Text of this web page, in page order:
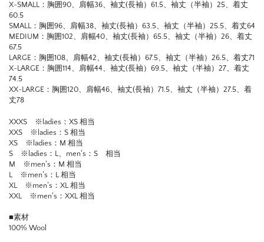
X-SMALL：胸囲90、肩幅36、袖丈(長袖）61.5、袖丈（半袖）25、着丈
60.5
SMALL：胸囲96、肩幅38、袖丈(長袖）63.5、袖丈（半袖）25.5、着丈64
MEDIUM：胸囲102、肩幅40、袖丈(長袖）65.5、袖丈（半袖）26、着丈
67.5
LARGE：胸囲108、肩幅42、袖丈(長袖）67.5、袖丈（半袖）26.5、着丈71
X-LARGE：胸囲114、肩幅44、袖丈(長袖）69.5、袖丈（半袖）27、着丈
74.5
XX-LARGE：胸囲120、肩幅46、袖丈(長袖）71.5、袖丈（半袖）27.5、着
丈78
XXXS ※ladies：XS 相当
XXS ※ladies：S 相当
XS ※ladies：M 相当
S ※ladies：L、men’s：S 相当
M ※men’s：M 相当
L ※men’s：L 相当
XL ※men’s：XL 相当
XXL ※men’s：XXL 相当
■素材
100% Wool